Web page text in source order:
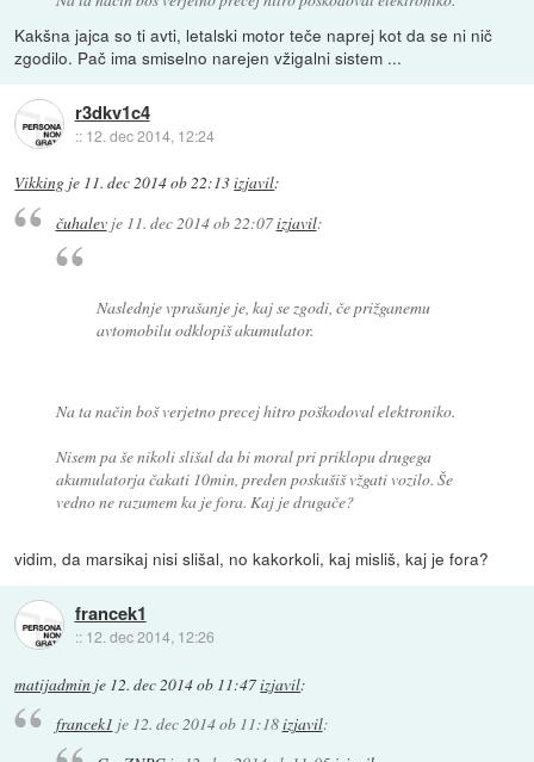
Kakšna jajca so ti avti, letalski motor teče naprej kot da se ni nič
zgodilo. Pač ima smiselno narejen vžigalni sistem ...
r3dkv1c4
:: 12. dec 2014, 12:24
Vikking je 11. dec 2014 ob 22:13izjavil:
čuhalevje 11. dec 2014 ob 22:07izjavil:
Naslednje vprašanje je, kaj se zgodi, če prižganemu
avtomobilu odklopiš akumulator.
Na ta način boš verjetno precej hitro poškodoval elektroniko.
Nisem pa še nikoli slišal da bi moral pri priklopu drugega
akumulatorja čakati 10min, preden poskušiš vžgati vozilo. Še
vedno ne razumem ka je fora. Kaj je drugače?
vidim, da marsikaj nisi slišal, no kakorkoli, kaj misliš, kaj je fora?
francek1
:: 12. dec 2014, 12:26
matijadmin je 12. dec 2014 ob 11:47izjavil:
francek1 je 12. dec 2014 ob 11:18izjavil: